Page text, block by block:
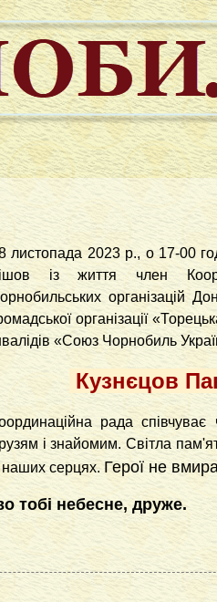
листопада 2023 р., о 17-00
із життя член
організацій
організації
«Союз Чорнобиль
Кузнєцов
рада
і знайомим. Світла
наших серцях. Герої не
тобі небесне, друже.